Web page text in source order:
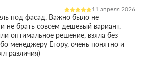
11 апреля 2026
под фасад. Важно было не
не брать совсем дешевый вариант.
оптимальное решение, взяла без
менеджеру Егору, очень понятно и
различия)